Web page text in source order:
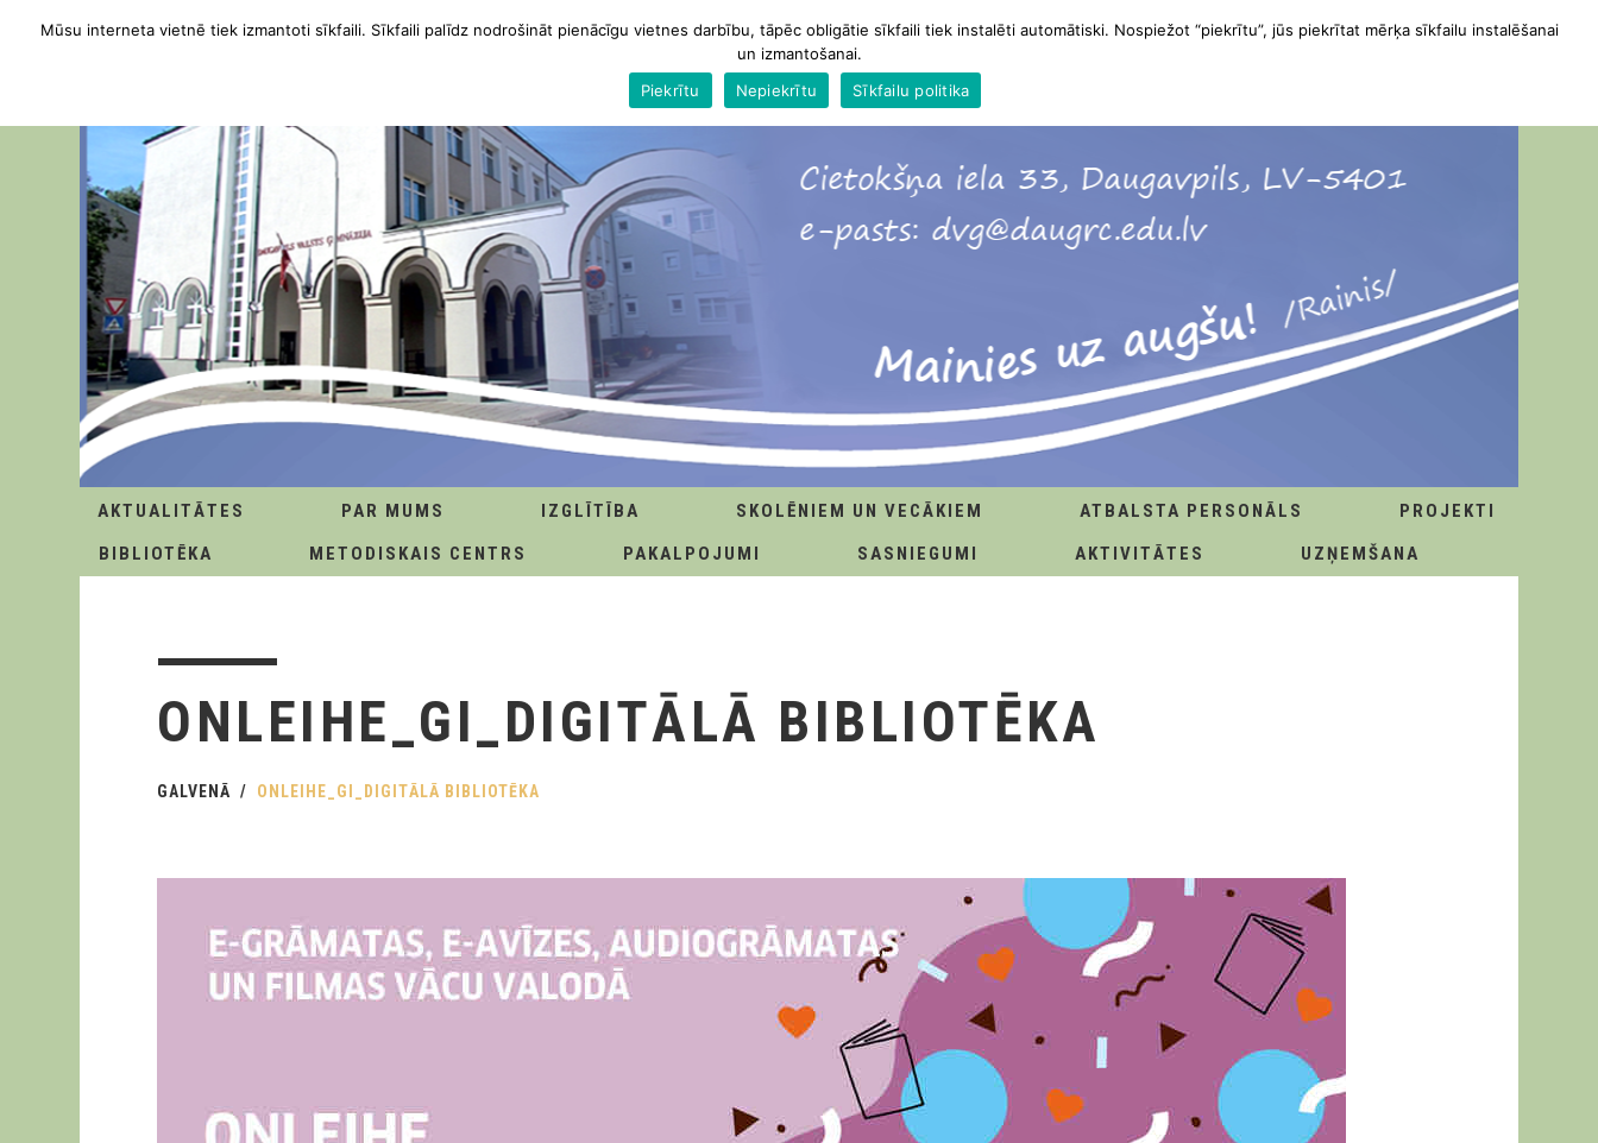
AKTUALITĀTES PAR MUMS IZGLĪTĪBA SKOLĒNIEM UN VECĀKIEM ATBALSTA PERSONĀLS
PROJEKTI
BIBLIOTĒKA
METODISKAIS CENTRS PAKALPOJUMI SASNIEGUMI AKTIVITĀTES UZŅEMŠANA
ONLEIHE_GI_DIGITĀLĀ BIBLIOTĒKA
GALVENĀ ONLEIHE_GI_DIGITĀLĀ BIBLIOTĒKA
Mūsu interneta vietnē tiek izmantoti sīkfaili. Sīkfaili palīdz nodrošināt pienācīgu vietnes darbību, tāpēc obligātie sīkfaili tiek instalēti automātiski. Nospiežot “piekrītu”, jūs piekrītat mērķa sīkfailu instalēšanai
un izmantošanai.
Piekrītu
Nepiekrītu Sīkfailu politika